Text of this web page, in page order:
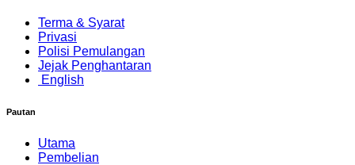
Terma & Syarat
Privasi
Polisi Pemulangan
Jejak Penghantaran
English
Pautan
Utama
Pembelian